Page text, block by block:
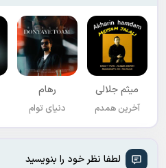
میثم جلالی
آخرین همدم
رهام
دنیای توام
لطفا نظر خود را بنویسید